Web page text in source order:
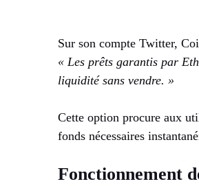
Sur son compte Twitter,
« Les prêts garantis par
liquidité sans vendre. »
Cette option procure aux
fonds nécessaires
Fonctionnement